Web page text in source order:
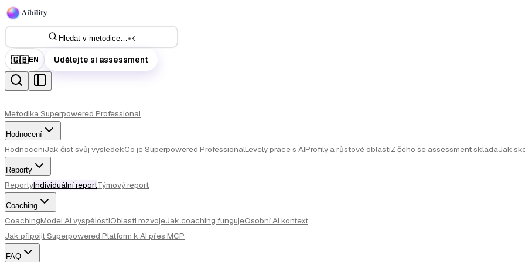
Hledat v metodice… ⌘K
🇬🇧EN Udělejte si assessment
Metodika Superpowered Professional
Hodnocení
HodnoceníJak číst svůj výsledekCo je Superpowered ProfessionalLevely práce s AIProfily a růstové oblastiZ čeho se assessment skládáJak
Reporty
ReportyIndividuální reportTýmový report
Coaching
CoachingModel AI vyspělostiOblasti rozvojeJak coaching fungujeOsobní AI kontext
Jak připojit Superpowered Platform k AI přes MCP
FAQ